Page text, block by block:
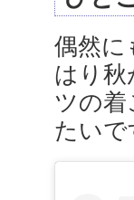
偶然に
はり
ツの着
たいで